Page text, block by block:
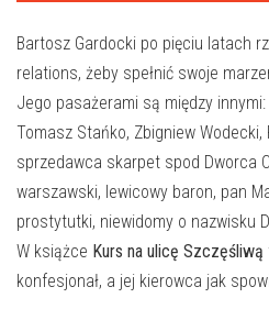
Bartosz Gardocki po pięciu latach
relations, żeby spełnić swoje
Jego pasażerami są między
Tomasz Stańko, Zbigniew Wodecki,
sprzedawca skarpet spod Dworca
warszawski, lewicowy baron, pan
prostytutki, niewidomy o nazwisku
W książce Kurs na ulicę Szczęśliwą
konfesjonał, a jej kierowca jak